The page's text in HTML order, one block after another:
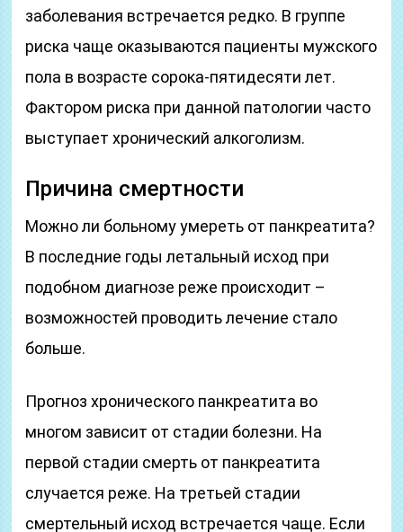
заболевания встречается редко. В группе
риска чаще оказываются пациенты мужского
пола в возрасте сорока-пятидесяти лет.
Фактором риска при данной патологии часто
выступает хронический алкоголизм.
Причина смертности
Можно ли больному умереть от панкреатита?
В последние годы летальный исход при
подобном диагнозе реже происходит –
возможностей проводить лечение стало
больше.
Прогноз хронического панкреатита во
многом зависит от стадии болезни. На
первой стадии смерть от панкреатита
случается реже. На третьей стадии
смертельный исход встречается чаще. Если